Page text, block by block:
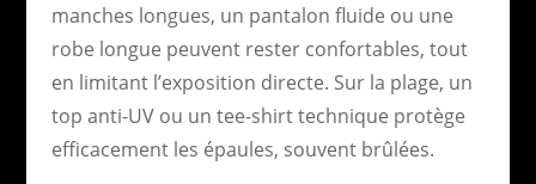
manches longues, un pantalon fluide ou une
robe longue peuvent rester confortables, tout
en limitant l’exposition directe. Sur la plage, un
top anti-UV ou un tee-shirt technique protège
efficacement les épaules, souvent brûlées.